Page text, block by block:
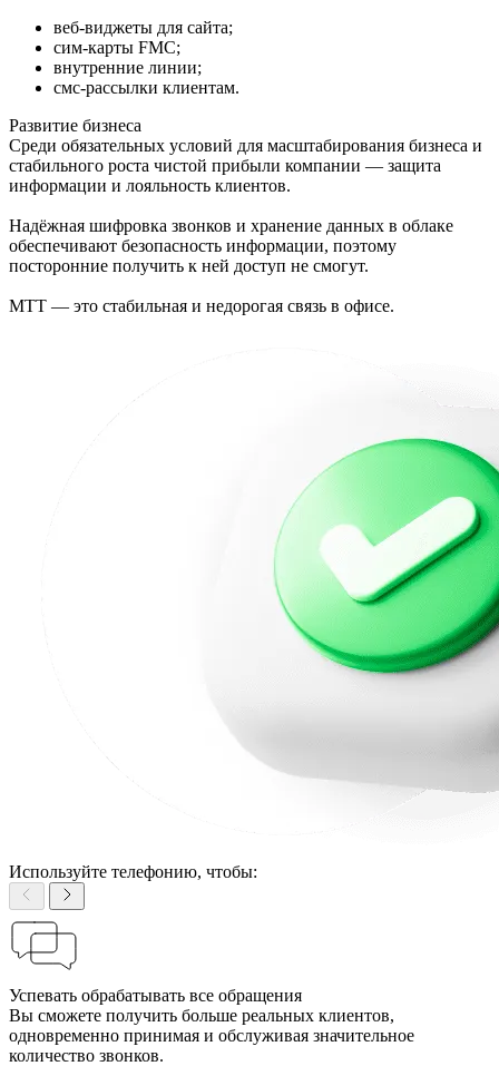
веб-виджеты для сайта;
сим-карты FMC;
внутренние линии;
смс-рассылки клиентам.
Развитие бизнеса
Среди обязательных условий для масштабирования бизнеса и
стабильного роста чистой прибыли компании — защита
информации и лояльность клиентов.
Надёжная шифровка звонков и хранение данных в облаке
обеспечивают безопасность информации, поэтому
посторонние получить к ней доступ не смогут.
МТТ — это стабильная и недорогая связь в офисе.
Используйте телефонию, чтобы:
Успевать обрабатывать все обращения
Вы сможете получить больше реальных клиентов,
одновременно принимая и обслуживая значительное
количество звонков.